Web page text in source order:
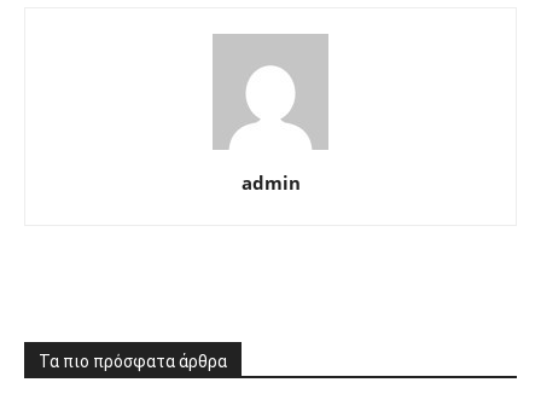
admin
Τα πιο πρόσφατα άρθρα